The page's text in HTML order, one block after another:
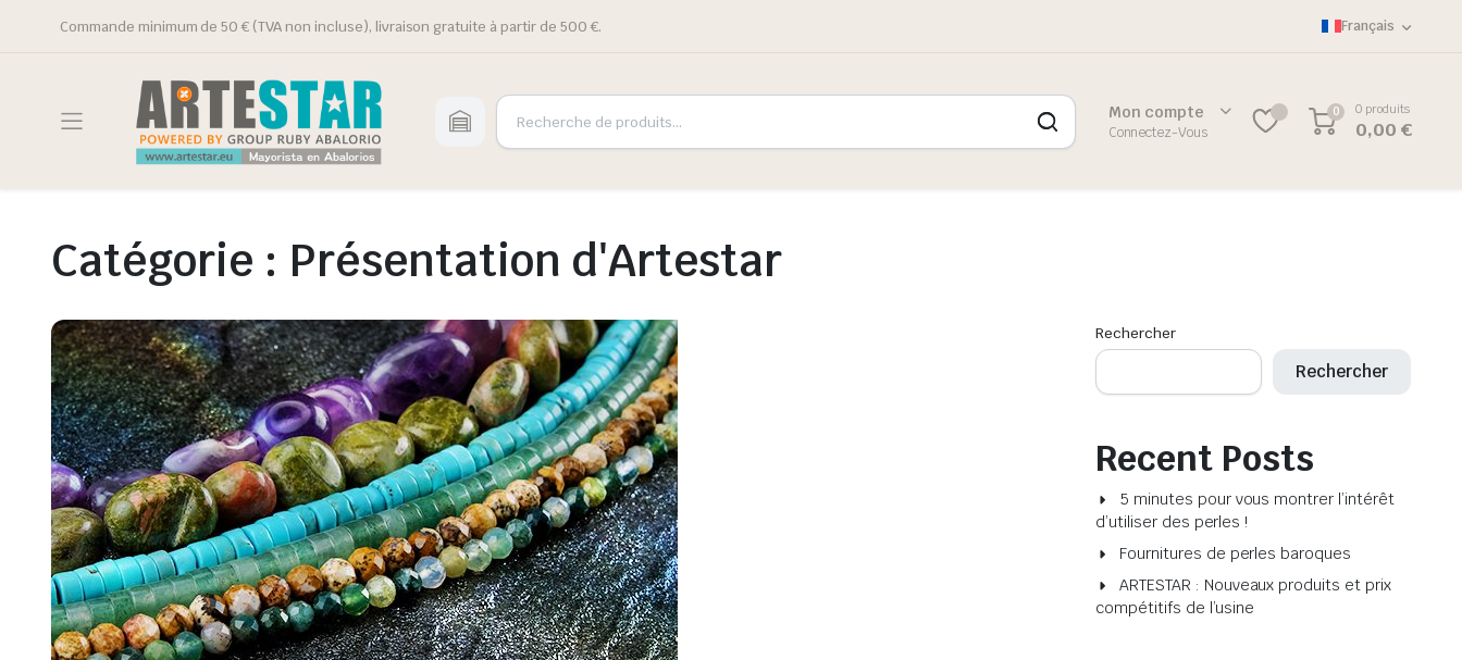
Commande minimum de 50 € (TVA non incluse), livraison gratuite à partir de 500 €. Français
Mon compte
Connectez-Vous
0 0 produits
0,00€
Catégorie : Présentation d'Artestar
Rechercher
Rechercher
Recent Posts
5 minutes pour vous montrer l’intérêt
d’utiliser des perles !
Fournitures de perles baroques
ARTESTAR : Nouveaux produits et prix
compétitifs de l’usine